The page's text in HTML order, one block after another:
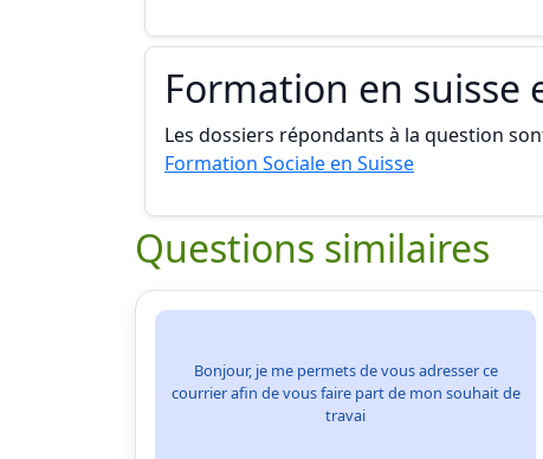
Formation en suisse
Les dossiers répondants à la question
Formation Sociale en Suisse
Questions similaires
Bonjour, je me permets de vous adresser ce
courrier afin de vous faire part de mon souhait de
travai